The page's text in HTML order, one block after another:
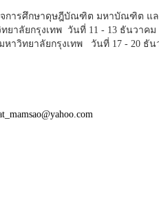
จการศึกษาดุษฎีบัณฑิต มหาบัณฑิต
ลัยกรุงเทพ วันที่ 11 - 13 ธันวาคม
าวิทยาลัยกรุงเทพ วันที่ 17 - 20 ธัน